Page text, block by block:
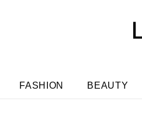
FASHION BEAUTY